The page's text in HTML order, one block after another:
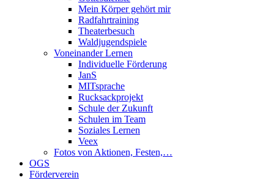
Mein Körper gehört mir
Radfahrtraining
Theaterbesuch
Waldjugendspiele
Voneinander Lernen
Individuelle Förderung
JanS
MITsprache
Rucksackprojekt
Schule der Zukunft
Schulen im Team
Soziales Lernen
Veex
Fotos von Aktionen, Festen,…
OGS
Förderverein